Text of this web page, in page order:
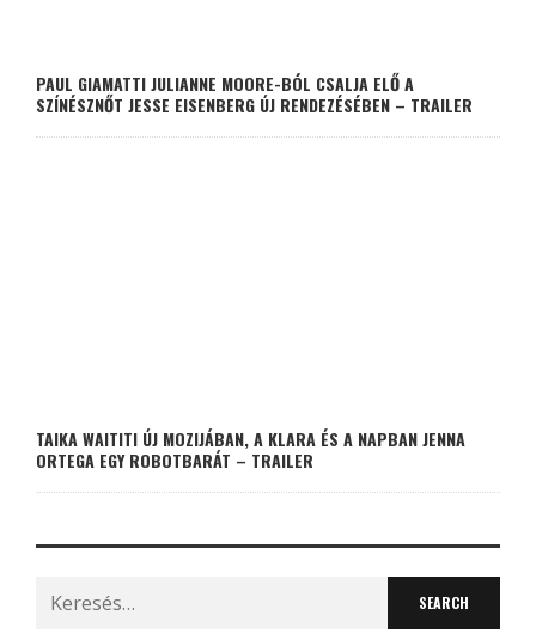
PAUL GIAMATTI JULIANNE MOORE-BÓL CSALJA ELŐ A
SZÍNÉSZNŐT JESSE EISENBERG ÚJ RENDEZÉSÉBEN – TRAILER
TAIKA WAITITI ÚJ MOZIJÁBAN, A KLARA ÉS A NAPBAN JENNA
ORTEGA EGY ROBOTBARÁT – TRAILER
Search
for: